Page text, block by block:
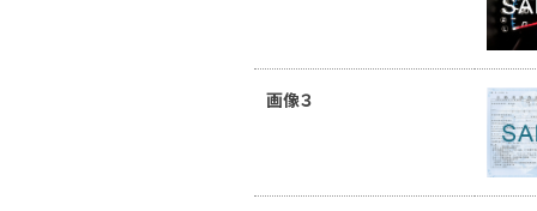
画像３